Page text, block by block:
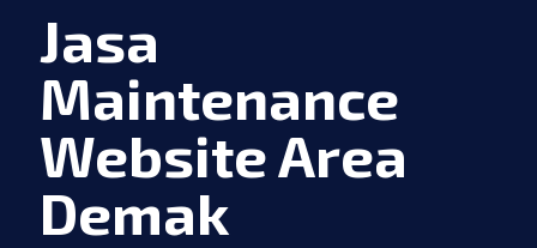
Jasa
Maintenance
Website Area
Demak